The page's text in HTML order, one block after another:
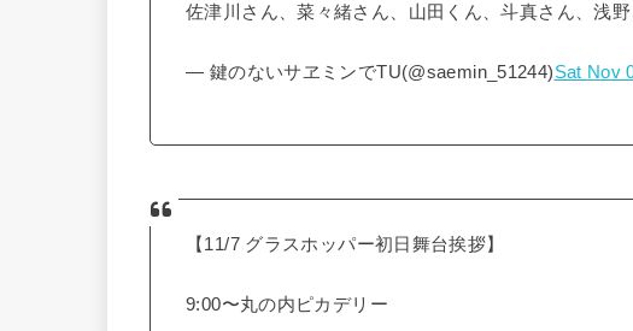
佐津川さん、菜々緒さん、山田くん、斗真さん、浅
— 鍵のないサヱミンでTU(@saemin_51244)Sat Nov
【11/7 グラスホッパー初日舞台挨拶】
9:00〜丸の内ピカデリー